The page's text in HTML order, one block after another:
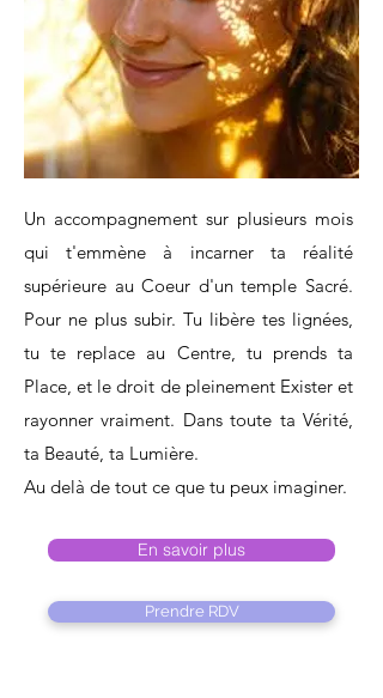
Un accompagnement sur plusieurs mois
qui t'emmène à incarner ta réalité
supérieure au Coeur d'un temple Sacré.
Pour ne plus subir. Tu libère tes lignées,
tu te replace au Centre, tu prends ta
Place, et le droit de pleinement Exister et
rayonner vraiment. Dans toute ta Vérité,
ta Beauté, ta Lumière.
Au delà de tout ce que tu peux imaginer.
En savoir plus
Prendre RDV